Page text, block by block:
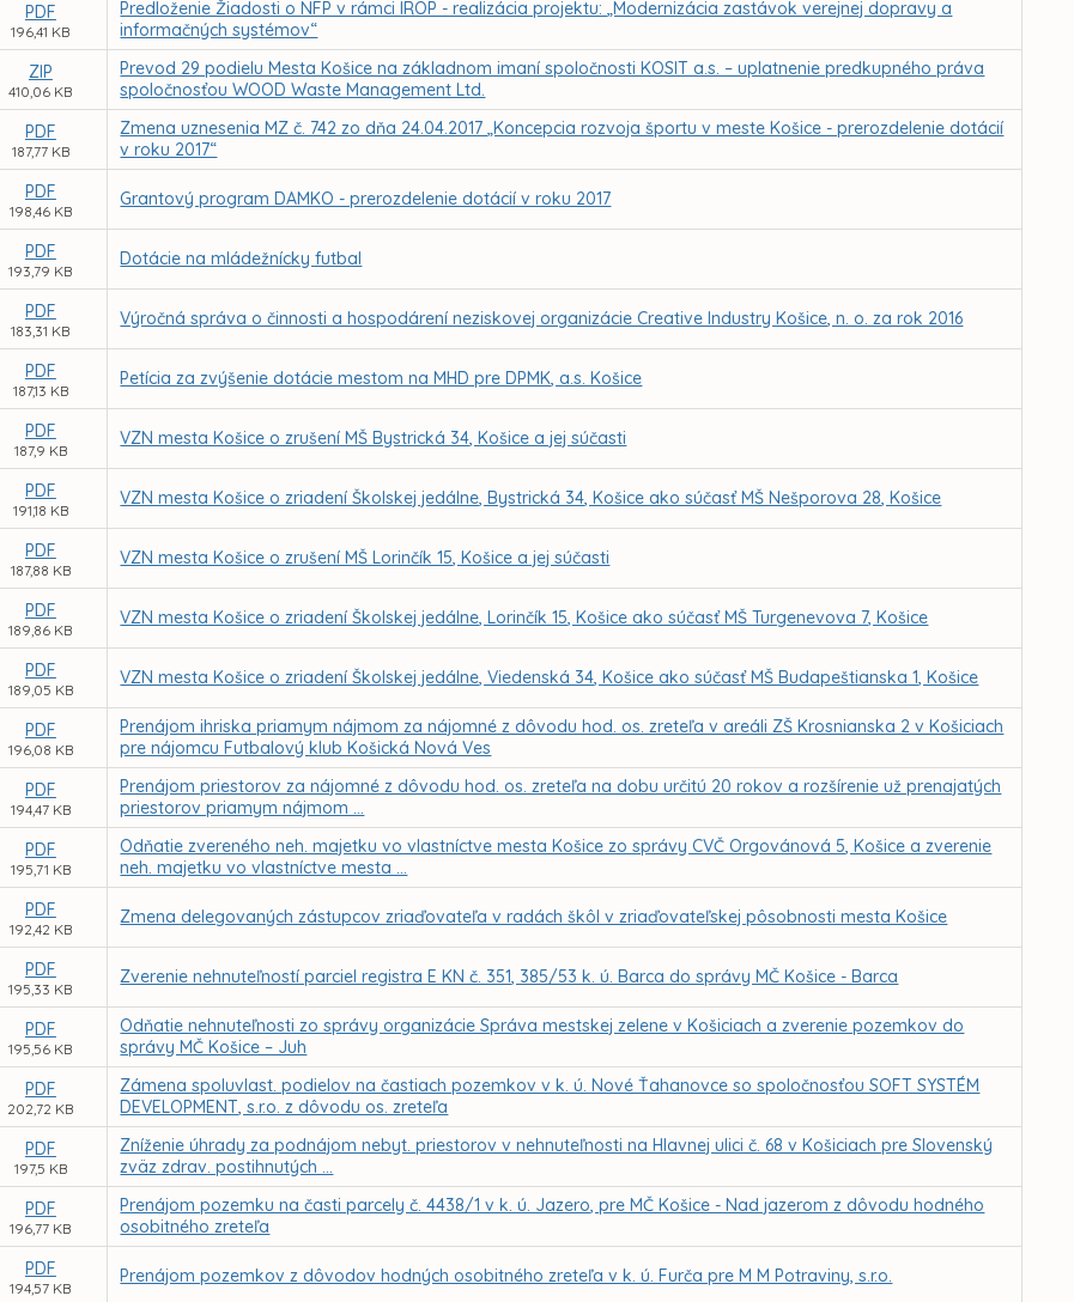
PDF
196,41 KB
Predloženie Žiadosti o NFP v rámci IROP - realizácia projektu: „Modernizácia zastávok verejnej dopravy a
informačných systémov“
ZIP
410,06 KB
Prevod 29 podielu Mesta Košice na základnom imaní spoločnosti KOSIT a.s. – uplatnenie predkupného práva
spoločnosťou WOOD Waste Management Ltd.
PDF
187,77 KB
Zmena uznesenia MZ č. 742 zo dňa 24.04.2017 „Koncepcia rozvoja športu v meste Košice - prerozdelenie dotácií
v roku 2017“
PDF
198,46 KB
Grantový program DAMKO - prerozdelenie dotácií v roku 2017
PDF
193,79 KB
Dotácie na mládežnícky futbal
PDF
183,31 KB
Výročná správa o činnosti a hospodárení neziskovej organizácie Creative Industry Košice, n. o. za rok 2016
PDF
187,13 KB
Petícia za zvýšenie dotácie mestom na MHD pre DPMK, a.s. Košice
PDF
187,9 KB
VZN mesta Košice o zrušení MŠ Bystrická 34, Košice a jej súčasti
PDF
191,18 KB
VZN mesta Košice o zriadení Školskej jedálne, Bystrická 34, Košice ako súčasť MŠ Nešporova 28, Košice
PDF
187,88 KB
VZN mesta Košice o zrušení MŠ Lorinčík 15, Košice a jej súčasti
PDF
189,86 KB
VZN mesta Košice o zriadení Školskej jedálne, Lorinčík 15, Košice ako súčasť MŠ Turgenevova 7, Košice
PDF
189,05 KB
VZN mesta Košice o zriadení Školskej jedálne, Viedenská 34, Košice ako súčasť MŠ Budapeštianska 1, Košice
PDF
196,08 KB
Prenájom ihriska priamym nájmom za nájomné z dôvodu hod. os. zreteľa v areáli ZŠ Krosnianska 2 v Košiciach
pre nájomcu Futbalový klub Košická Nová Ves
PDF
194,47 KB
Prenájom priestorov za nájomné z dôvodu hod. os. zreteľa na dobu určitú 20 rokov a rozšírenie už prenajatých
priestorov priamym nájmom ...
PDF
195,71 KB
Odňatie zvereného neh. majetku vo vlastníctve mesta Košice zo správy CVČ Orgovánová 5, Košice a zverenie
neh. majetku vo vlastníctve mesta ...
PDF
192,42 KB
Zmena delegovaných zástupcov zriaďovateľa v radách škôl v zriaďovateľskej pôsobnosti mesta Košice
PDF
195,33 KB
Zverenie nehnuteľností parciel registra E KN č. 351, 385/53 k. ú. Barca do správy MČ Košice - Barca
PDF
195,56 KB
Odňatie nehnuteľnosti zo správy organizácie Správa mestskej zelene v Košiciach a zverenie pozemkov do
správy MČ Košice – Juh
PDF
202,72 KB
Zámena spoluvlast. podielov na častiach pozemkov v k. ú. Nové Ťahanovce so spoločnosťou SOFT SYSTÉM
DEVELOPMENT, s.r.o. z dôvodu os. zreteľa
PDF
197,5 KB
Zníženie úhrady za podnájom nebyt. priestorov v nehnuteľnosti na Hlavnej ulici č. 68 v Košiciach pre Slovenský
zväz zdrav. postihnutých ...
PDF
196,77 KB
Prenájom pozemku na časti parcely č. 4438/1 v k. ú. Jazero, pre MČ Košice - Nad jazerom z dôvodu hodného
osobitného zreteľa
PDF
194,57 KB
Prenájom pozemkov z dôvodov hodných osobitného zreteľa v k. ú. Furča pre M M Potraviny, s.r.o.